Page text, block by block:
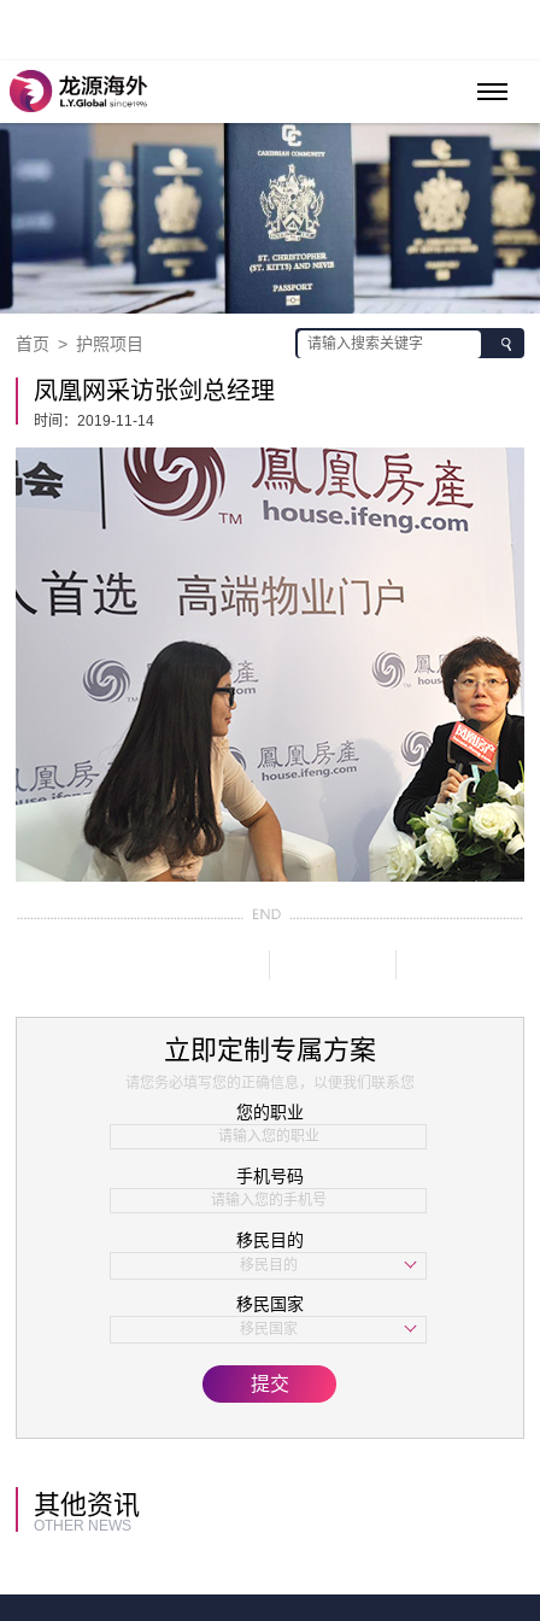
首页 > 护照项目
凤凰网采访张剑总经理
时间：2019-11-14
立即定制专属方案
请您务必填写您的正确信息，以便我们联系您
您的职业
手机号码
移民目的
移民目的
子女教育
移民国家
移民国家
欧洲
亚洲
提交
其他资讯
OTHER NEWS